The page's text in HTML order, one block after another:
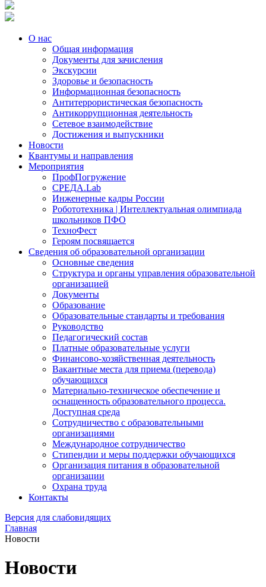
О нас
Общая информация
Документы для зачисления
Экскурсии
Здоровье и безопасность
Информационная безопасность
Антитеррористическая безопасность
Антикоррупционная деятельность
Сетевое взаимодействие
Достижения и выпускники
Новости
Квантумы и направления
Мероприятия
ПрофПогружение
СРЕДА.Lab
Инженерные кадры России
Робототехника | Интеллектуальная олимпиада
школьников ПФО
ТехноФест
Героям посвящается
Сведения об образовательной организации
Основные сведения
Структура и органы управления образовательной
организацией
Документы
Образование
Образовательные стандарты и требования
Руководство
Педагогический состав
Платные образовательные услуги
Финансово-хозяйственная деятельность
Вакантные места для приема (перевода)
обучающихся
Материально-техническое обеспечение и
оснащенность образовательного процесса.
Доступная среда
Сотрудничество с образовательными
организациями
Международное сотрудничество
Стипендии и меры поддержки обучающихся
Организация питания в образовательной
организации
Охрана труда
Контакты
Версия для слабовидящих
Главная
Новости
Новости